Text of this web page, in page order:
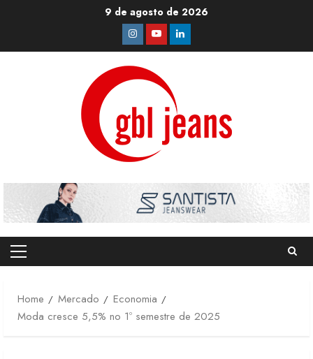
9 de agosto de 2026
Instagram
YoutubeLinkedin
Primary
Home
Mercado
Economia
Moda cresce 5,5% no 1º semestre de 2025